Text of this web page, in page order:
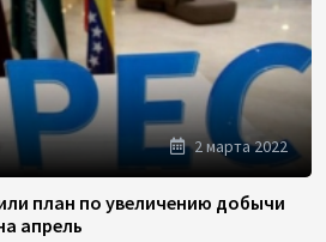
2 марта 2022
план по увеличению добычи
апрель